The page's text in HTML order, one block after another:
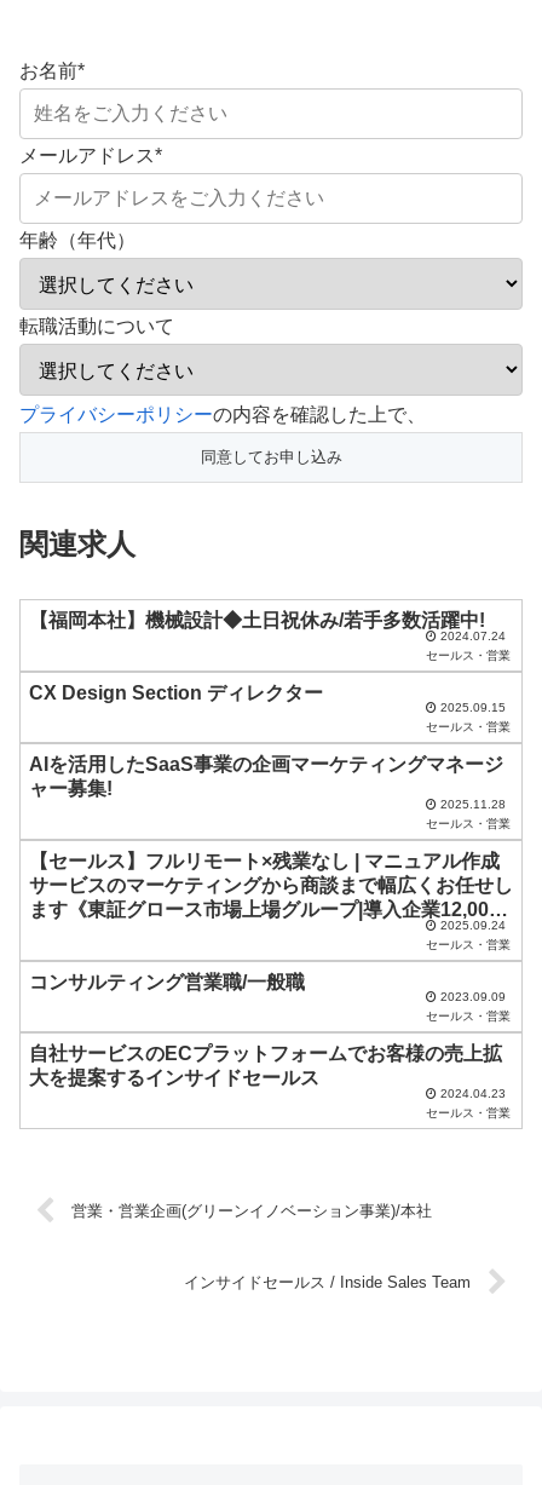
お名前*
メールアドレス*
年齢（年代）
転職活動について
こ
フ
ー
空
ま
ま
て
く
だ
さ
。
プライバシーポリシーの内容を確認した上で、
関連求人
【福岡本社】機械設計◆土日祝休み/若手多数活躍中!
2024.07.24
セールス・営業
CX Design Section ディレクター
2025.09.15
セールス・営業
AIを活用したSaaS事業の企画マーケティングマネージ
ャー募集!
2025.11.28
セールス・営業
【セールス】フルリモート×残業なし | マニュアル作成
サービスのマーケティングから商談まで幅広くお任せし
ます《東証グロース市場上場グループ|導入企業12,000
2025.09.24
セールス・営業
コンサルティング営業職/一般職
2023.09.09
セールス・営業
自社サービスのECプラットフォームでお客様の売上拡
大を提案するインサイドセールス
2024.04.23
セールス・営業
営業・営業企画(グリーンイノベーション事業)/本社
インサイドセールス / Inside Sales Team